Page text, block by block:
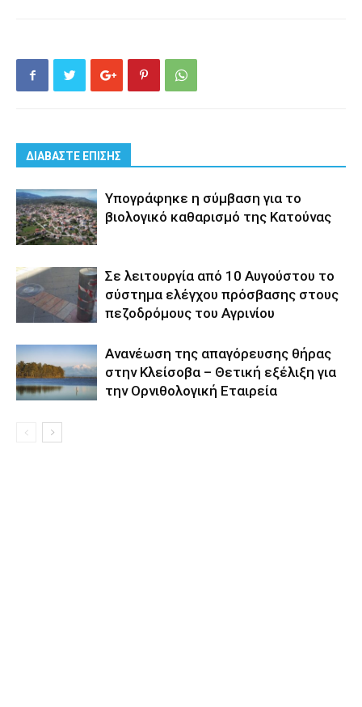
ΔΙΑΒΑΣΤΕ ΕΠΙΣΗΣ
Yπογράφηκε η σύμβαση για το
βιολογικό καθαρισμό της Κατούνας
Σε λειτουργία από 10 Αυγούστου το
σύστημα ελέγχου πρόσβασης στους
πεζοδρόμους του Αγρινίου
Aνανέωση της απαγόρευσης θήρας
στην Κλείσοβα – Θετική εξέλιξη για
την Ορνιθολογική Εταιρεία